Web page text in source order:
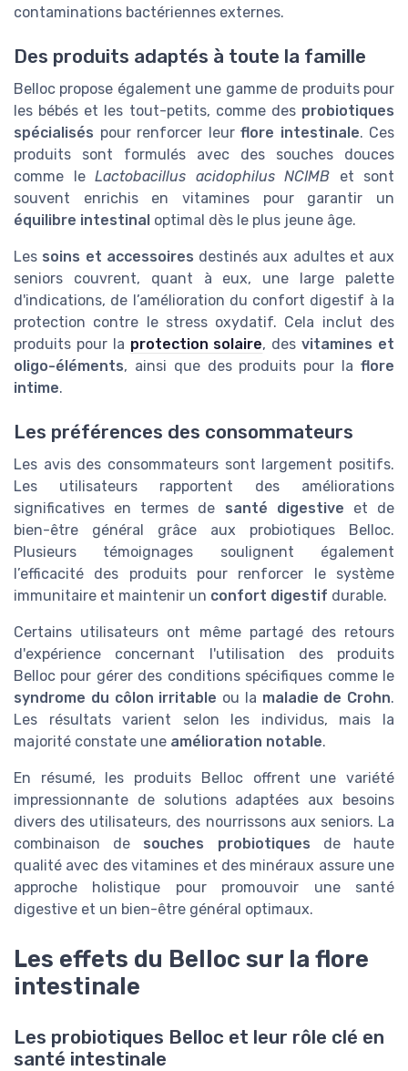
contaminations bactériennes externes.
Des produits adaptés à toute la famille
Belloc propose également une gamme de produits pour
les bébés et les tout-petits, comme des probiotiques
spécialisés pour renforcer leur flore intestinale. Ces
produits sont formulés avec des souches douces
comme le Lactobacillus acidophilus NCIMB et sont
souvent enrichis en vitamines pour garantir un
équilibre intestinal optimal dès le plus jeune âge.
Les soins et accessoires destinés aux adultes et aux
seniors couvrent, quant à eux, une large palette
d'indications, de l’amélioration du confort digestif à la
protection contre le stress oxydatif. Cela inclut des
produits pour la protection solaire, desvitamines et
oligo-éléments, ainsi que des produits pour la flore
intime.
Les préférences des consommateurs
Les avis des consommateurs sont largement positifs.
Les utilisateurs rapportent des améliorations
significatives en termes de santé digestive et de
bien-être général grâce aux probiotiques Belloc.
Plusieurs témoignages soulignent également
l’efficacité des produits pour renforcer le système
immunitaire et maintenir un confort digestif durable.
Certains utilisateurs ont même partagé des retours
d'expérience concernant l'utilisation des produits
Belloc pour gérer des conditions spécifiques comme le
syndrome du côlon irritable ou la maladie de Crohn.
Les résultats varient selon les individus, mais la
majorité constate une amélioration notable.
En résumé, les produits Belloc offrent une variété
impressionnante de solutions adaptées aux besoins
divers des utilisateurs, des nourrissons aux seniors. La
combinaison de souches probiotiques de haute
qualité avec des vitamines et des minéraux assure une
approche holistique pour promouvoir une santé
digestive et un bien-être général optimaux.
Les effets du Belloc sur la flore
intestinale
Les probiotiques Belloc et leur rôle clé en
santé intestinale